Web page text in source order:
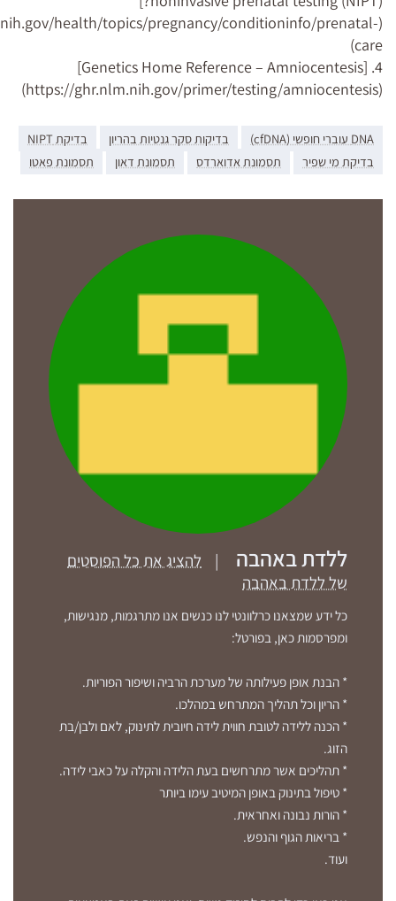
health/topics/pregnancy/conditioninfo/prenatal-
care)
4. [Genetics Home Reference – Amniocentesis]
(https://ghr.nlm.nih.gov/primer/testing/amniocentesis)
DNA עוברי חופשי (cfDNA) בדיקות סקר גנטיות בהריון
בדיקת NIPT
בדיקת מי שפיר
תסמונת אדוארדס תסמונת דאון תסמונת פאטו
ללדת באהבה |
להציג את כל הפוסטים
של ללדת באהבה
כל ידע שמצאנו כרלוונטי לנו כנשים אנו מתרגמות, מנגישות,
ומפרסמות כאן, בפורטל:
* הבנת אופן פעילותה של מערכת הרביה ושיפור הפוריות.
* הריון וכל תהליך המתרחש במהלכו.
* הכנה ללידה לטובת חווית לידה חיובית לתינוק, לאם ולבן/בת
הזוג.
* תהליכים אשר מתרחשים בעת הלידה והקלה על כאבי לידה.
* טיפול בתינוק באופן המיטיב עימו ביותר
* הורות נבונה ואחראית.
* בריאות הגוף והנפש.
ועוד.